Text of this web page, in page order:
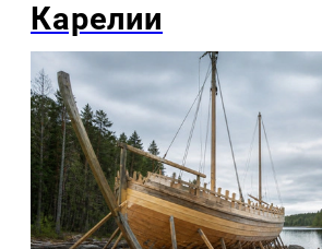
Карелии